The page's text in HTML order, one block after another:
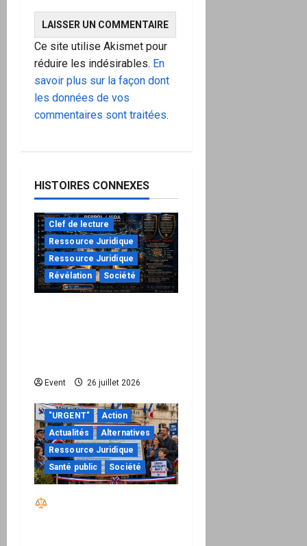
Ce site utilise Akismet pour
réduire les indésirables. En
savoir plus sur la façon dont
les données de vos
commentaires sont traitées.
HISTOIRES CONNEXES
Clef de lecture
Ressource Juridique
Ressource Juridique
Révélation
Société
Event 26 juillet 2026
"URGENT"
Action
Actualités
Alternatives
Ressource Juridique
Santé public
Société